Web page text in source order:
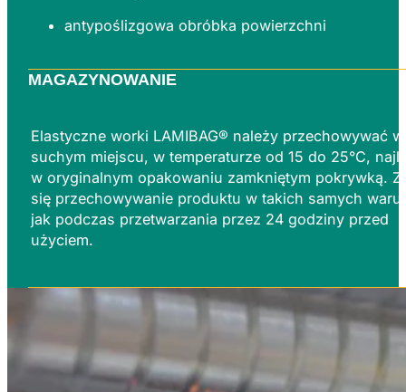
antypoślizgowa obróbka powierzchni
MAGAZYNOWANIE
Elastyczne worki LAMIBAG® należy przechowywać w
suchym miejscu, w temperaturze od 15 do 25°C,
w oryginalnym opakowaniu zamkniętym pokrywką.
się przechowywanie produktu w takich samych
jak podczas przetwarzania przez 24 godziny przed
użyciem.